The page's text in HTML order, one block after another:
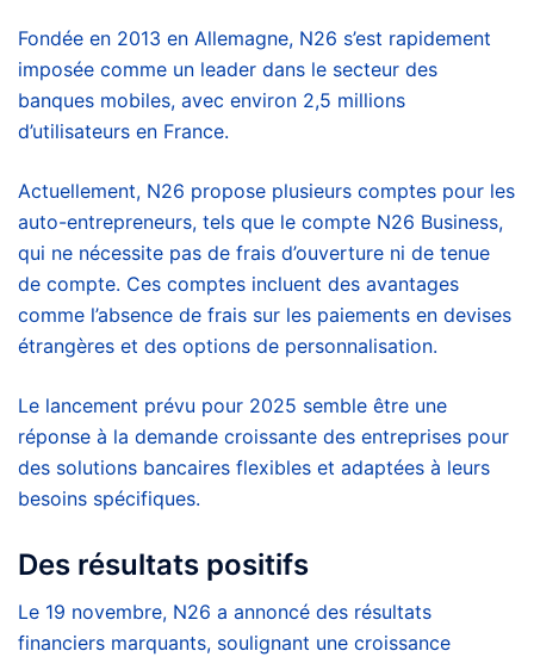
Fondée en 2013 en Allemagne, N26 s’est rapidement
imposée comme un leader dans le secteur des
banques mobiles, avec environ 2,5 millions
d’utilisateurs en France.
Actuellement, N26 propose plusieurs comptes pour les
auto-entrepreneurs, tels que le compte N26 Business,
qui ne nécessite pas de frais d’ouverture ni de tenue
de compte. Ces comptes incluent des avantages
comme l’absence de frais sur les paiements en devises
étrangères et des options de personnalisation.
Le lancement prévu pour 2025 semble être une
réponse à la demande croissante des entreprises pour
des solutions bancaires flexibles et adaptées à leurs
besoins spécifiques.
Des résultats positifs
Le 19 novembre, N26 a annoncé des résultats
financiers marquants, soulignant une croissance